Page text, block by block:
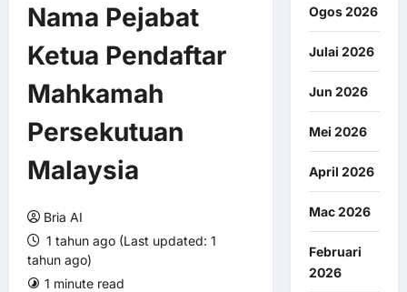
Nama Pejabat
Ketua Pendaftar
Mahkamah
Persekutuan
Malaysia
Bria AI
1 tahun ago (Last updated: 1
tahun ago)
1 minute read
Ogos 2026
Julai 2026
Jun 2026
Mei 2026
April 2026
Mac 2026
Februari
2026